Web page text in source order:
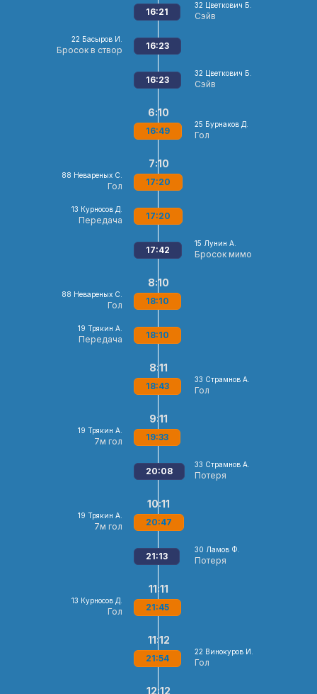
32 Цветкович Б.
Сэйв
16:21
22 Басыров И.
Бросок в створ 16:23
32 Цветкович Б.
Сэйв
16:23
25 Бурнаков Д.
Гол
6:10
16:49
88 Невареных С.
Гол
7:10
17:20
13 Курносов Д.
Передача 17:20
15 Лунин А.
Бросок мимо
17:42
88 Невареных С.
Гол
8:10
18:10
19 Трякин А.
Передача 18:10
33 Страмнов А.
Гол
8:11
18:43
19 Трякин А.
7м гол
9:11
19:33
33 Страмнов А.
Потеря
20:08
19 Трякин А.
7м гол
10:11
20:47
30 Ламов Ф.
Потеря
21:13
13 Курносов Д.
Гол
11:11
21:45
22 Винокуров И.
Гол
11:12
21:54
12:12